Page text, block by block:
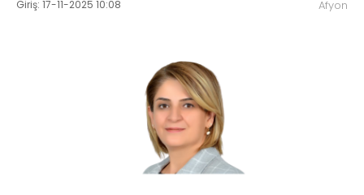
Giriş: 17-11-2025 10:08 Afyon